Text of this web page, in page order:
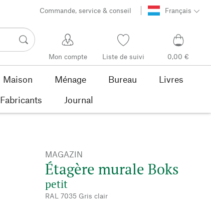
Commande, service & conseil Français
Mon compte Liste de suivi 0,00 €
Maison Ménage Bureau
Livres
Fabricants Journal
MAGAZIN
Étagère murale Boks
petit
RAL 7035 Gris clair